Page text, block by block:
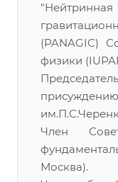
(PANAGIC)
физики
Член
Москва).